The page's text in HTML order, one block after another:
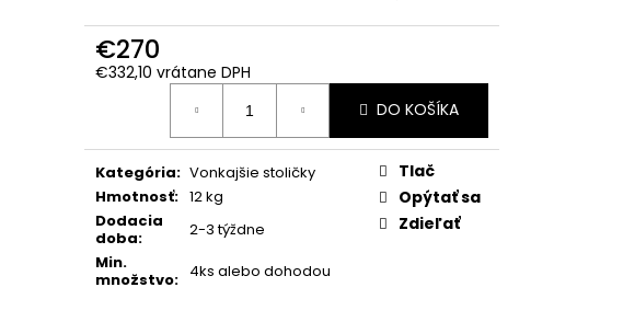
€270
€332,10 vrátane DPH
Jednotková
DO KOŠÍKA
Kategória: Vonkajšie stoličky
Hmotnosť: 12 kg
Dodacia
doba:
2-3 týždne
Min.
množstvo: 4ks alebo dohodou
Tlač
Opýtať sa
Zdieľať